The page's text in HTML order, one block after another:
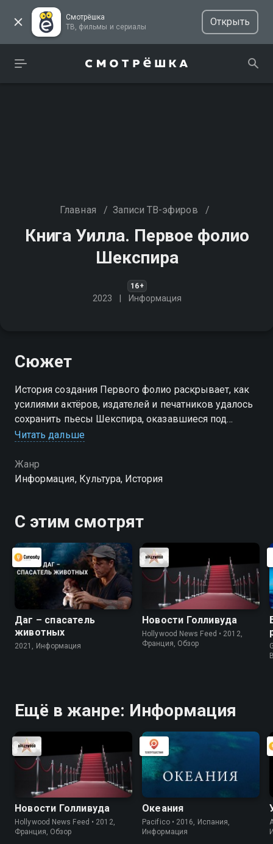
Смотрёшка
ТВ, фильмы и сериалы
Открыть
Главная / Записи ТВ-эфиров /
Книга Уилла. Первое фолио
Шекспира
16+
2023 Информация
Сюжет
История создания Первого фолио раскрывает, как
усилиями актёров, издателей и печатников удалось
сохранить пьесы Шекспира, оказавшиеся под
угрозой забвения
Читать дальше
Жанр
Информация, Культура, История
С этим смотрят
Даг – спасатель
животных
2021, Информация
Новости Голливуда
Hollywood News Feed • 2012,
Франция, Обзор
Ещё в жанре: Информация
Новости Голливуда
Hollywood News Feed • 2012,
Франция, Обзор
Океания
Pacifico • 2016, Испания,
Информация